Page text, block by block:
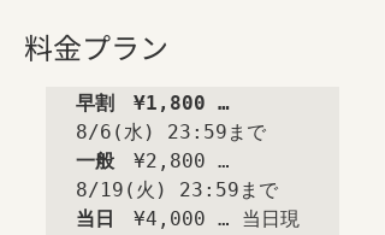
料金プラン
8/6(水) 23:59まで
一般 ¥2,800 …
当日 ¥4,000 … 当日現